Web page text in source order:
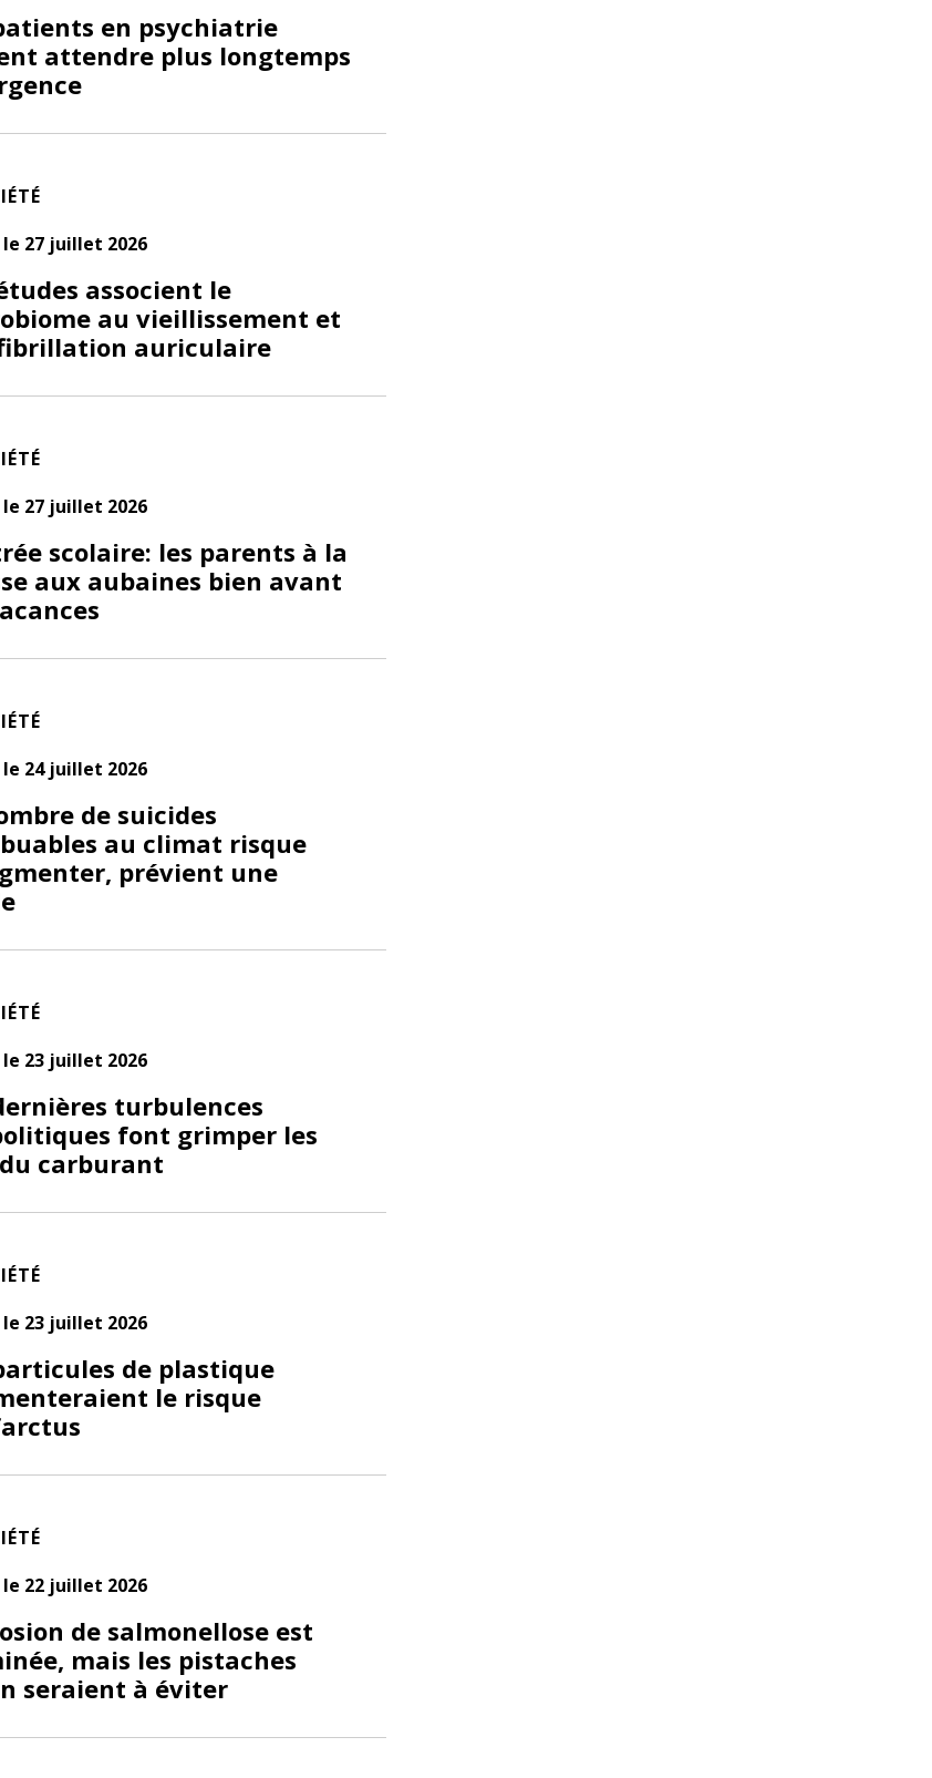
en psychiatrie
attendre plus longtemps
27 juillet 2026
associent le
au vieillissement et
auriculaire
27 juillet 2026
scolaire: les parents à la
aux aubaines bien avant
24 juillet 2026
de suicides
au climat risque
prévient une
23 juillet 2026
turbulences
font grimper les
carburant
23 juillet 2026
de plastique
le risque
22 juillet 2026
de salmonellose est
mais les pistaches
seraient à éviter